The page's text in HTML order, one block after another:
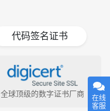
代码签名证书
全球顶级的数字证书厂商
在线
客服